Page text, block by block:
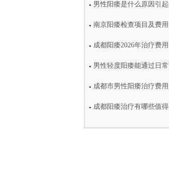
● 男性阳痿是什么原因引起
● 南京阳痿检查项目及费用
● 成都阳痿2026年治疗费用
● 男性轻度阳痿能通过日常
● 成都市男性阳痿治疗费用
● 成都阳痿治疗有哪些值得